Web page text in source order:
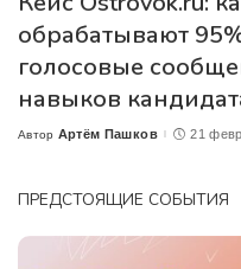
обрабатывают
голосовые
навыков
Posted
Автор Артём Пашков 21
ПРЕДСТОЯЩИЕ СОБЫТИЯ